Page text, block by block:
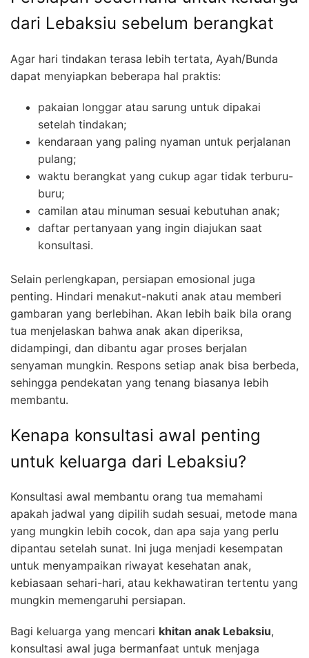
dari Lebaksiu sebelum berangkat
Agar hari tindakan terasa lebih tertata, Ayah/Bunda
dapat menyiapkan beberapa hal praktis:
pakaian longgar atau sarung untuk dipakai
setelah tindakan;
kendaraan yang paling nyaman untuk perjalanan
pulang;
waktu berangkat yang cukup agar tidak terburu-
buru;
camilan atau minuman sesuai kebutuhan anak;
daftar pertanyaan yang ingin diajukan saat
konsultasi.
Selain perlengkapan, persiapan emosional juga
penting. Hindari menakut-nakuti anak atau memberi
gambaran yang berlebihan. Akan lebih baik bila orang
tua menjelaskan bahwa anak akan diperiksa,
didampingi, dan dibantu agar proses berjalan
senyaman mungkin. Respons setiap anak bisa berbeda,
sehingga pendekatan yang tenang biasanya lebih
membantu.
Kenapa konsultasi awal penting
untuk keluarga dari Lebaksiu?
Konsultasi awal membantu orang tua memahami
apakah jadwal yang dipilih sudah sesuai, metode mana
yang mungkin lebih cocok, dan apa saja yang perlu
dipantau setelah sunat. Ini juga menjadi kesempatan
untuk menyampaikan riwayat kesehatan anak,
kebiasaan sehari-hari, atau kekhawatiran tertentu yang
mungkin memengaruhi persiapan.
Bagi keluarga yang mencari khitan anak Lebaksiu,
konsultasi awal juga bermanfaat untuk menjaga